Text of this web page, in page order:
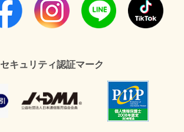
セキュリティ認証マーク